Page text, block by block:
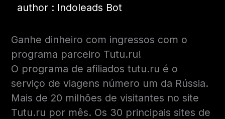
author : Indoleads Bot
Ganhe dinheiro com ingressos com o
programa parceiro Tutu.ru!
O programa de afiliados tutu.ru é o
serviço de viagens número um da Rússia.
Mais de 20 milhões de visitantes no site
Tutu.ru por mês. Os 30 principais sites de